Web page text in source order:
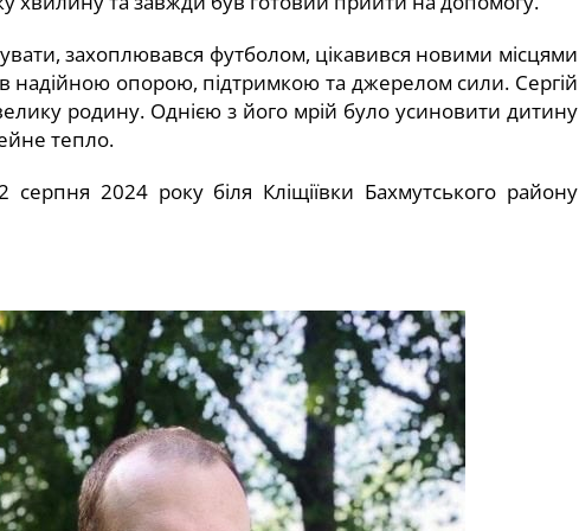
захоплювався футболом, цікавився новими місцями
надійною опорою, підтримкою та джерелом сили. Сергій
родину. Однією з його мрій було усиновити дитину
тепло.
серпня 2024 року біля Кліщіївки Бахмутського району